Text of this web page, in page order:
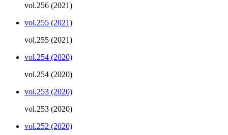
vol.256 (2021)
vol.255 (2021)
vol.255 (2021)
vol.254 (2020)
vol.254 (2020)
vol.253 (2020)
vol.253 (2020)
vol.252 (2020)